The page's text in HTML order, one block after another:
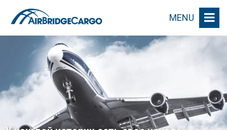
MENU